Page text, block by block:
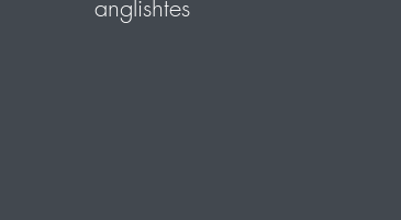
anglishtes